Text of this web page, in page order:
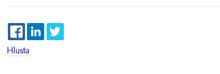
Hlusta